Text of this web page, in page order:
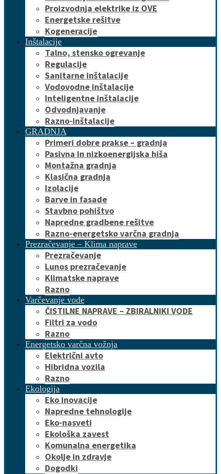
Proizvodnja elektrike iz OVE
Energetske rešitve
Kogeneracije
Inštalacije
Talno, stensko ogrevanje
Regulacije
Sanitarne inštalacije
Vodovodne inštalacije
Inteligentne inštalacije
Odvodnjavanje
Razno-inštalacije
GRADNJA
Primeri dobre prakse – gradnja
Pasivna in nizkoenergijska hiša
Montažna gradnja
Klasična gradnja
Izolacije
Barve in fasade
Stavbno pohištvo
Napredne gradbene rešitve
Razno-energetsko varčna gradnja
Prezračevanje – Klima naprave
Prezračevanje
Lunos prezračevanje
Klimatske naprave
Razno
Varčevanje vode
ČISTILNE NAPRAVE – ZBIRALNIKI VODE
Filtri za vodo
Razno
Energetsko varčna vožnja
Električni avto
Hibridna vozila
Razno
Ekologija
Eko inovacije
Napredne tehnologije
Eko-nasveti
Ekološka zavest
Komunalna energetika
Okolje in zdravje
Dogodki